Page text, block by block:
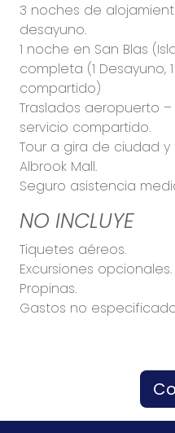
3 noches de
desayuno.
1 noche en San Blas
completa (1 Desayuno,
compartido)
Traslados aeropuerto
servicio compartido.
Tour a gira de ciudad
Albrook Mall.
Seguro asistencia
NO INCLUYE
Tiquetes aéreos.
Excursiones opcionales.
Propinas.
Gastos no